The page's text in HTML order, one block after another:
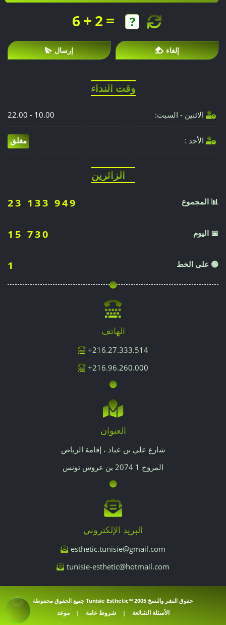
6 + 2 =
إلغاء إرسال
وقت النداء
الاثنين - السبت: 10.00 - 22.00
الأحد : مغلق
📈 الزائرين
📊 المجموع 23 133 949
📅 اليوم 15 730
🟢 على الخط 1
الهاتف
216.27.333.514+
216.96.260.000+
العنوان
شارع علي بن عياد ، إقامة الرياض
المروج 1 2074 بن عروس تونس
البريد الإلكتروني
esthetic.tunisie@gmail.com
tunisie-esthetic@hotmail.com
حقوق النشر والنسخ 2005 ™Tunisie Esthetic جميع الحقوق محفوظة
الأسئلة الشائعة | شروط عامة | موعد